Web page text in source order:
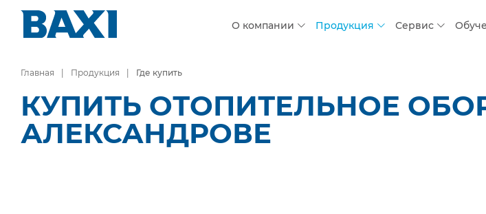
О компании Продукция Сервис
Главная Продукция Где купить
КУПИТЬ ОТОПИТЕЛЬНОЕ
АЛЕКСАНДРОВЕ